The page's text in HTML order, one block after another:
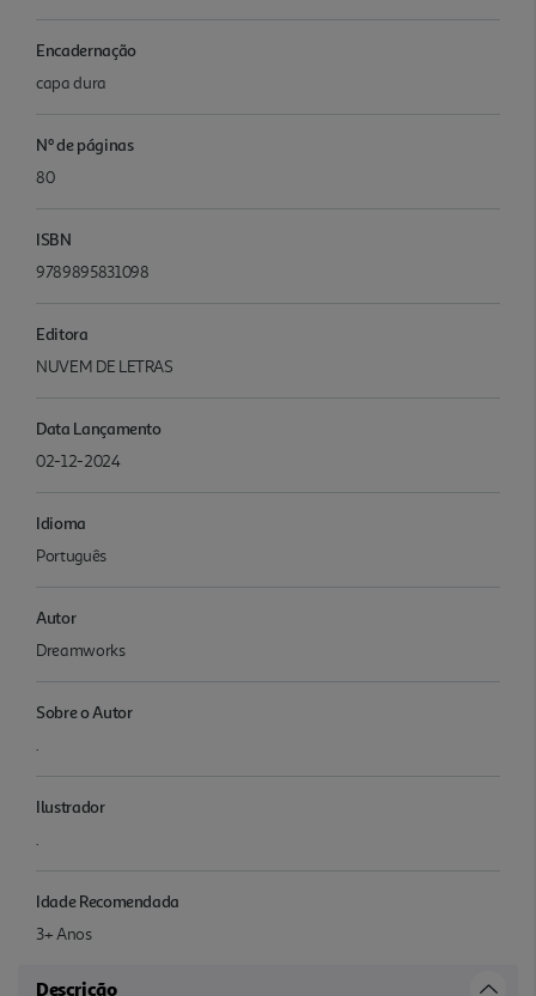
Encadernação
capa dura
Nº de páginas
80
ISBN
9789895831098
Editora
NUVEM DE LETRAS
Data Lançamento
02-12-2024
Idioma
Português
Autor
Dreamworks
Sobre o Autor
.
Ilustrador
.
Idade Recomendada
3+ Anos
Descrição